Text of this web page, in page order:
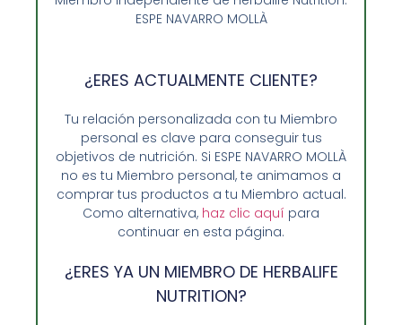
ESPE NAVARRO MOLLÀ
¿ERES ACTUALMENTE CLIENTE?
Tu relación personalizada con tu Miembro
personal es clave para conseguir tus
objetivos de nutrición. Si ESPE NAVARRO MOLLÀ
no es tu Miembro personal, te animamos a
comprar tus productos a tu Miembro actual.
Como alternativa, haz clic aquí para
continuar en esta página.
¿ERES YA UN MIEMBRO DE HERBALIFE
NUTRITION?